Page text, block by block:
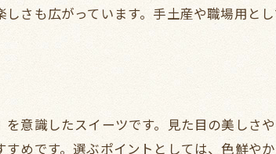
スタ映えするテイクアウトスイーツの選び方
帰りにもぴったりの持ち帰りスイーツ案内
帰りに最適なテイクアウトスイーツ特選
さも広がっています。手土産や職場用と
意識したスイーツです。見た目の美しさ
めです。選ぶポイントとしては、色鮮や